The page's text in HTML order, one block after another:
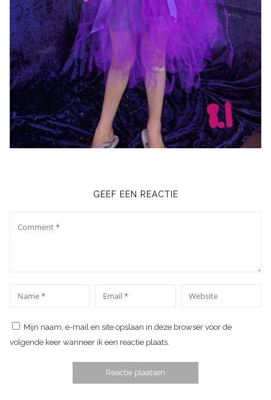
GEEF EEN REACTIE
Website
Mijn naam, e-mail en site opslaan in deze browser voor de
volgende keer wanneer ik een reactie plaats.